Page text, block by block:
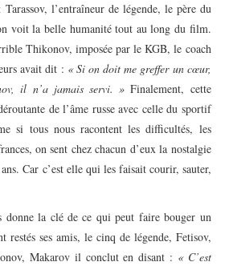
l’entraîneur de légende, le père du
voit la belle humanité tout au long du film.
Thikonov, imposée par le KGB, le coach
avait dit : « Si on doit me greffer un cœur,
il n’a jamais servi. » Finalement, cette
de l’âme russe avec celle du sportif
si tous nous racontent les difficultés, les
on sent chez chacun d’eux la nostalgie
Car c’est elle qui les faisait courir, sauter,
donne la clé de ce qui peut faire bouger un
restés ses amis, le cinq de légende, Fetisov,
Makarov il conclut en disant : « C’est